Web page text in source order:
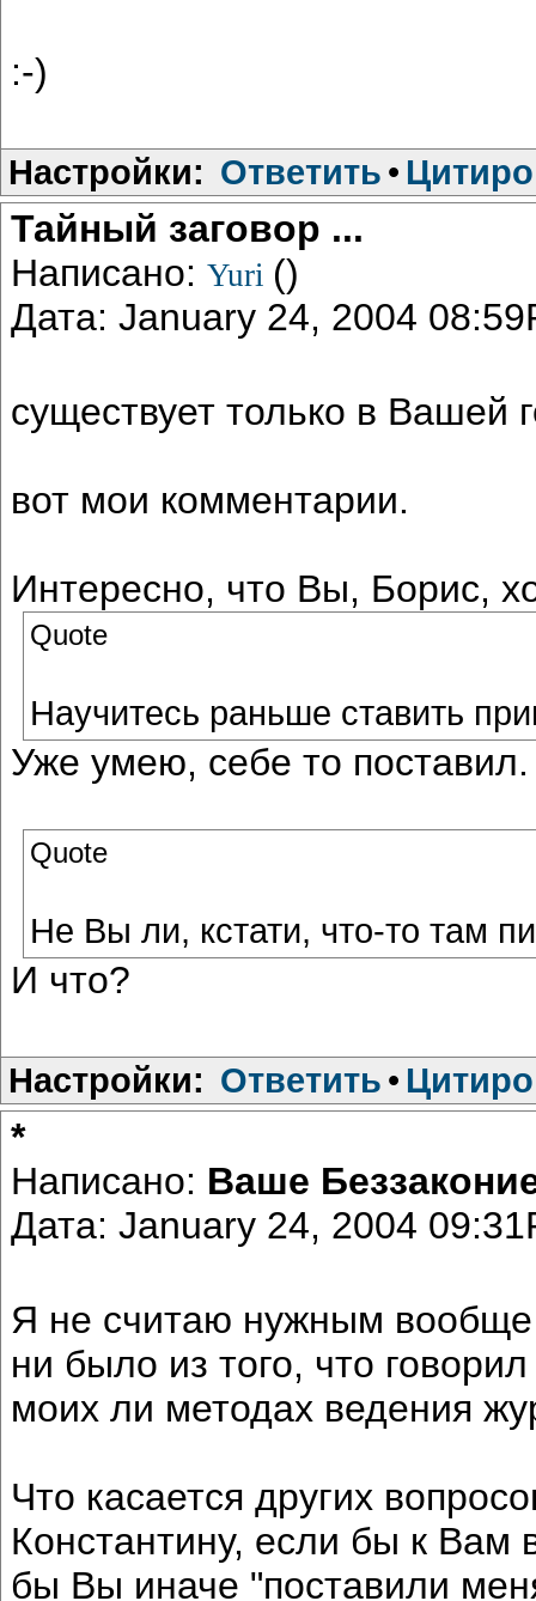
:-)
Настройки: Ответить •
Тайный заговор ...
Написано: Yuri ()
Дата: January 24, 2004
существует только в Вашей
вот мои комментарии.
Интересно, что Вы, Борис,
Quote
Научитесь раньше ставить
Уже умею, себе то
Quote
Не Вы ли, кстати, что-то там
И что?
Настройки: Ответить •
*
Написано: Ваше
Дата: January 24, 2004
Я не считаю нужным вообще
ни было из того, что
моих ли методах ведения
Что касается других
Константину, если бы к
бы Вы иначе "поставили